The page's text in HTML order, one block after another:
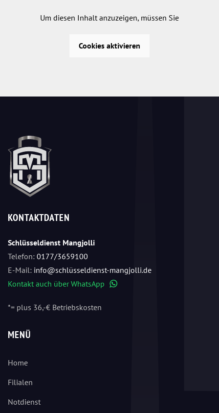
Um diesen Inhalt anzuzeigen, müssen Sie
Cookies aktivieren
KONTAKTDATEN
Schlüsseldienst Mangjolli
Telefon: 0177/3659100
E-Mail: info@schlüsseldienst-mangjolli.de
Kontakt auch über WhatsApp
*= plus 36,-€ Betriebskosten
MENÜ
Home
Filialen
Notdienst